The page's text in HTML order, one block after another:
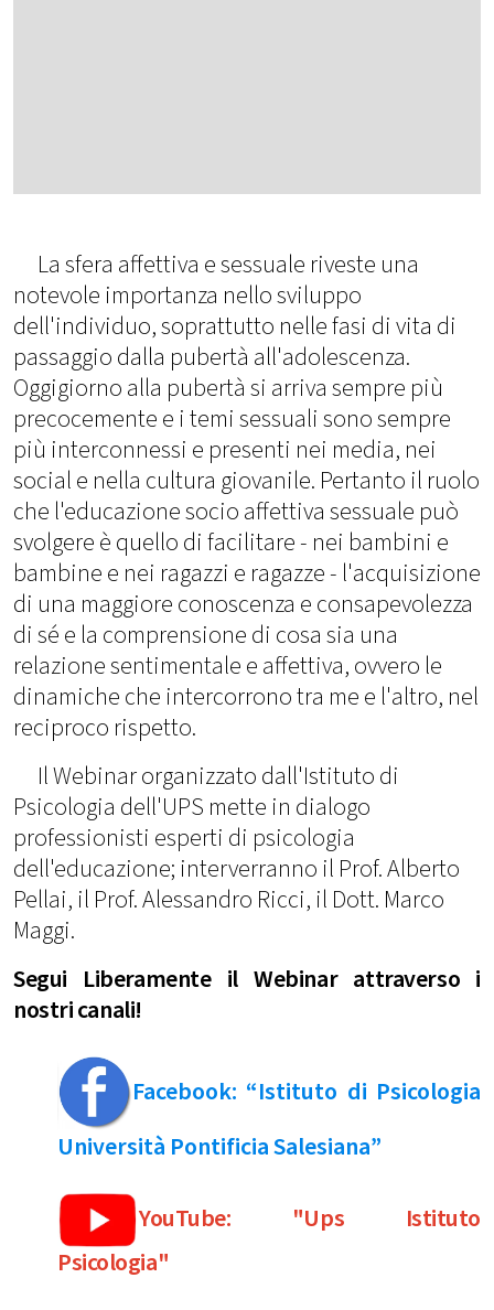
La sfera affettiva e sessuale riveste una
notevole importanza nello sviluppo
dell'individuo, soprattutto nelle fasi di vita di
passaggio dalla pubertà all'adolescenza.
Oggigiorno alla pubertà si arriva sempre più
precocemente e i temi sessuali sono sempre
più interconnessi e presenti nei media, nei
social e nella cultura giovanile. Pertanto il ruolo
che l'educazione socio affettiva sessuale può
svolgere è quello di facilitare - nei bambini e
bambine e nei ragazzi e ragazze - l'acquisizione
di una maggiore conoscenza e consapevolezza
di sé e la comprensione di cosa sia una
relazione sentimentale e affettiva, ovvero le
dinamiche che intercorrono tra me e l'altro, nel
reciproco rispetto.
Il Webinar organizzato dall'Istituto di
Psicologia dell'UPS mette in dialogo
professionisti esperti di psicologia
dell'educazione; interverranno il Prof. Alberto
Pellai, il Prof. Alessandro Ricci, il Dott. Marco
Maggi.
Segui Liberamente il Webinar attraverso i
nostri canali!
Facebook: “Istituto di Psicologia
Università Pontificia Salesiana”
YouTube: "Ups Istituto
Psicologia"